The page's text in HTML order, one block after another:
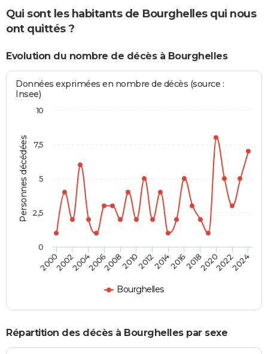
Qui sont les habitants de Bourghelles qui nous
ont quittés ?
Evolution du nombre de décès à Bourghelles
Personnes décédées
Données exprimées en nombre de décès (source :
Insee)
Bourghelles
2000200220042006200820102012201420162018202020222024
0
10
2,5
5
7,5
Répartition des décès à Bourghelles par sexe